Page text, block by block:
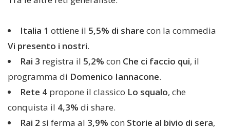
Italia 1 ottiene il 5,5% di share con la commedia
Vi presento i nostri.
Rai 3 registra il 5,2% con Che ci faccio qui, il
programma di Domenico Iannacone.
Rete 4 propone il classico Lo squalo, che
conquista il 4,3% di share.
Rai 2 si ferma al 3,9% con Storie al bivio di sera,